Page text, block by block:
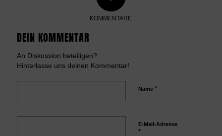
KOMMENTARE
DEIN KOMMENTAR
An Diskussion beteiligen?
Hinterlasse uns deinen Kommentar!
Name *
E-Mail-Adresse
*